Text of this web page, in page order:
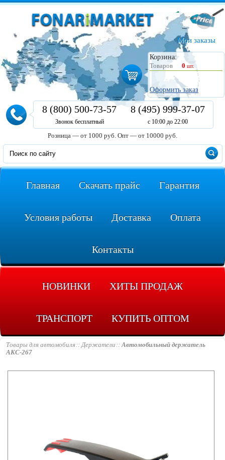
Мои заказы
Корзина:
Товаров
0 шт.
Оформить заказ
8 (800) 500-73-57
Звонок бесплатный
8 (495) 999-37-07
с 10:00 до 22:00
Розница — от 1000 руб. Опт — от 10000 руб.
Главная Скачать прайс Гарантия
Условия работы Доставка Оплата
Контакты
НОВИНКИ ХИТЫ ПРОДАЖ
ТРАНСПОРТ КУПИТЬ ОПТОМ
Товары для автомобиля Держатели
Автомобильный держатель
AKC-267